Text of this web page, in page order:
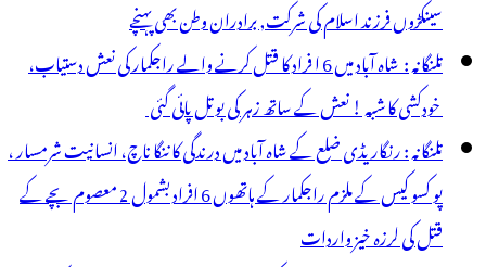
سینکڑوں فرزند اسلام کی شرکت, برادران وطن بھی پہنچے
تلنگانہ : شاہ آباد میں 6 ا فراد کا قتل کرنے والے راجکمار کی نعش دستیاب،
خودکشی کا شبہ ! نعش کے ساتھ زہر کی بوتل پائی گئی
تلنگانہ : رنگاریڈی ضلع کے شاہ آباد میں درندگی کا ننگا ناچ، انسانیت شرمسار ،
پو کسو کیس کے ملزم راجکمار کے ہاتھوں 6 افراد بشمول 2 معصوم بچے کے
قتل کی لرزہ خیز واردات